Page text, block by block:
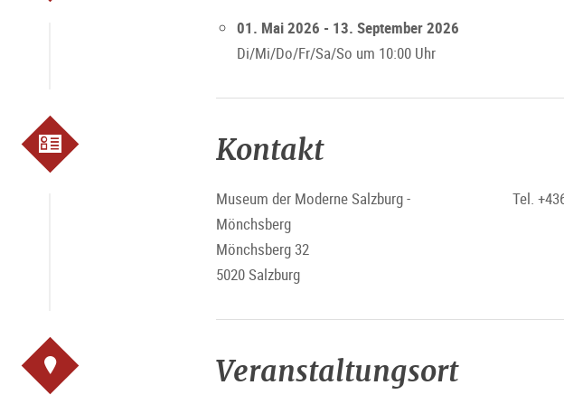
01. Mai 2026 - 13. September 2026
Di/Mi/Do/Fr/Sa/So um 10:00 Uhr
Kontakt
Museum der Moderne Salzburg -
Mönchsberg
Mönchsberg 32
5020 Salzburg
Tel.
Veranstaltungsort